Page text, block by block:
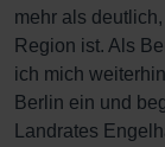
mehr als
Region ist. Als
ich mich
Berlin ein und
Landrates